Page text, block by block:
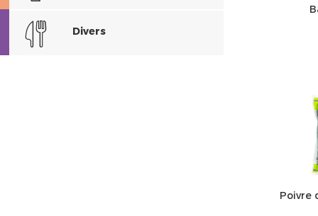
Divers
Poivre